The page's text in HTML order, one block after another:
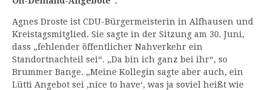
Agnes Droste ist CDU-Bürgermeisterin in Alfhausen und
Kreistagsmitglied. Sie sagte in der Sitzung am 30. Juni,
dass „fehlender öffentlicher Nahverkehr ein
Standortnachteil sei“. „Da bin ich ganz bei ihr“, so
Brummer Bange. „Meine Kollegin sagte aber auch, ein
Lütti Angebot sei ,nice to have‘, was ja soviel heißt wie